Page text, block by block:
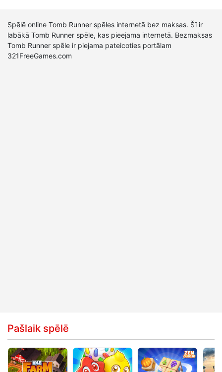
Spēlē online Tomb Runner spēles internetā bez maksas. Šī ir
labākā Tomb Runner spēle, kas pieejama internetā. Bezmaksas
Tomb Runner spēle ir piejama pateicoties portālam
321FreeGames.com
Pašlaik spēlē